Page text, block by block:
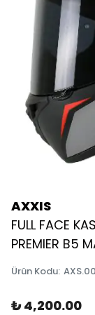
AXXIS
FULL FACE
PREMIER B5
Ürün Kodu:
₺ 4,200.00